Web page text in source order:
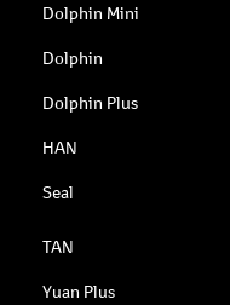
Dolphin Mini
Dolphin
Dolphin Plus
HAN
Seal
TAN
Yuan Plus